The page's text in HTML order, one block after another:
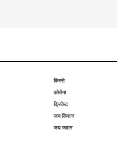
किस्से
कोरोना
क्रिकेट
जय किसान
जय जवान